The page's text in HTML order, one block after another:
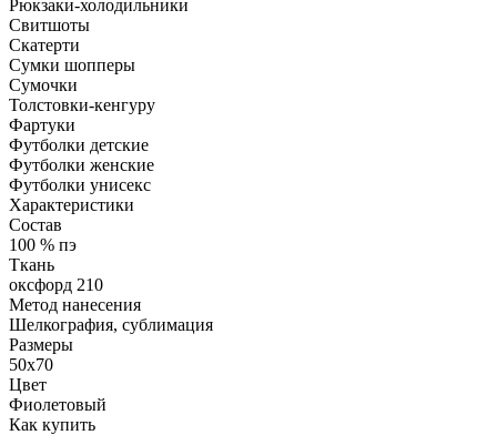
Рюкзаки-холодильники
Свитшоты
Скатерти
Сумки шопперы
Сумочки
Толстовки-кенгуру
Фартуки
Футболки детские
Футболки женские
Футболки унисекс
Характеристики
Состав
100 % пэ
Ткань
оксфорд 210
Метод нанесения
Шелкография, сублимация
Размеры
50х70
Цвет
Фиолетовый
Как купить